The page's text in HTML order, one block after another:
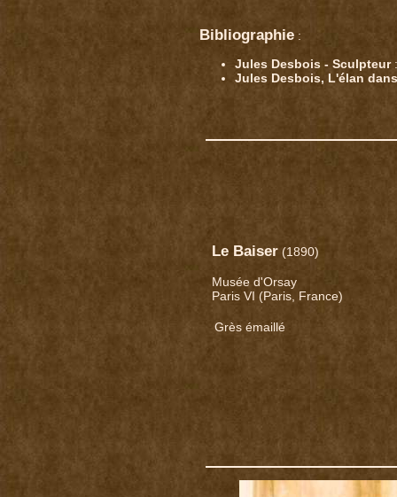
Bibliographie :
Jules Desbois - Sculpteur:
Jules Desbois, L'élan
Le Baiser (1890)
Musée d'Orsay
Paris VI (Paris, France)
Grès émaillé